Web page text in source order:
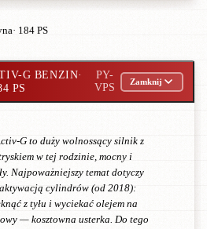
· 184 PS
G BENZIN·
PS
PY-
VPS
Zamknij
G to duży wolnossący silnik z
w tej rodzinie, mocny i
Najpoważniejszy temat dotyczy
cylindrów (od 2018):
z tyłu i wyciekać olejem na
— kosztowna usterka. Do tego